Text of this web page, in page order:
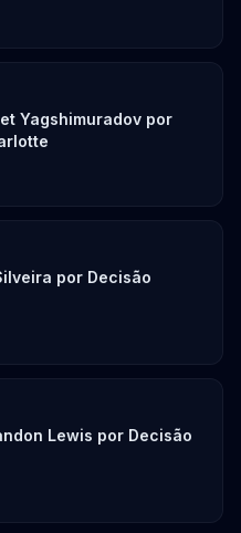
Yagshimuradov por
por Decisão
Lewis por Decisão